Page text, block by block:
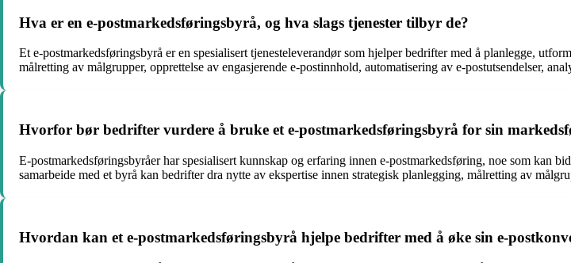
Hva er en e-postmarkedsføringsbyrå, og hva slags tjenester tilbyr de?
Et e-postmarkedsføringsbyrå er en spesialisert tjenesteleverandør som hjelper bedrifter med å planlegge,
målretting av målgrupper, opprettelse av engasjerende e-postinnhold, automatisering av e-postutsendelser,
Hvorfor bør bedrifter vurdere å bruke et e-postmarkedsføringsbyrå for sin
E-postmarkedsføringsbyråer har spesialisert kunnskap og erfaring innen e-postmarkedsføring, noe som kan
samarbeide med et byrå kan bedrifter dra nytte av ekspertise innen strategisk planlegging, målretting av
Hvordan kan et e-postmarkedsføringsbyrå hjelpe bedrifter med å øke sin e-